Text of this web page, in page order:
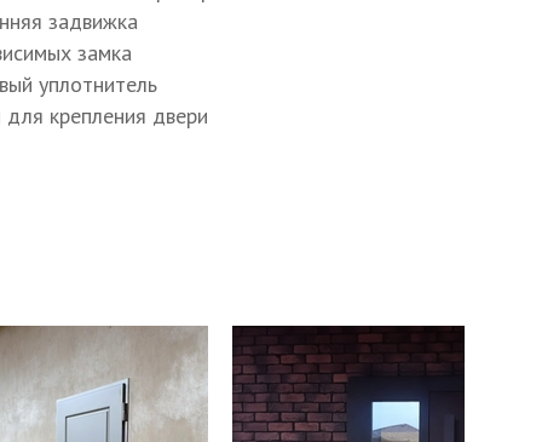
напыление
задвижка
замка
уплотнитель
крепления двери